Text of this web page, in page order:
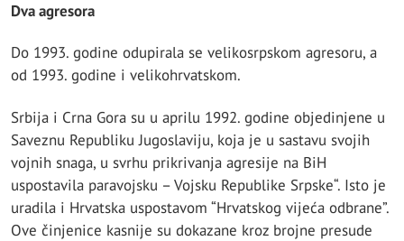
Dva agresora
Do 1993. godine odupirala se velikosrpskom agresoru, a
od 1993. godine i velikohrvatskom.
Srbija i Crna Gora su u aprilu 1992. godine objedinjene u
Saveznu Republiku Jugoslaviju, koja je u sastavu svojih
vojnih snaga, u svrhu prikrivanja agresije na BiH
uspostavila paravojsku – Vojsku Republike Srpske“. Isto je
uradila i Hrvatska uspostavom “Hrvatskog vijeća odbrane”.
Ove činjenice kasnije su dokazane kroz brojne presude